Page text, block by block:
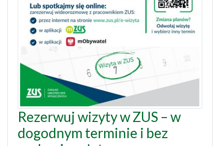
Rezerwuj wizyty w ZUS – w
dogodnym terminie i bez